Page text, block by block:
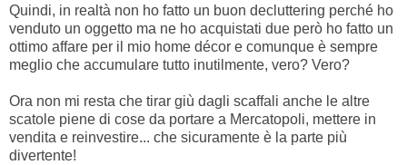
Quindi, in realtà non ho fatto un buon decluttering perché ho
venduto un oggetto ma ne ho acquistati due però ho fatto un
ottimo affare per il mio home décor e comunque è sempre
meglio che accumulare tutto inutilmente, vero? Vero?
Ora non mi resta che tirar giù dagli scaffali anche le altre
scatole piene di cose da portare a Mercatopoli, mettere in
vendita e reinvestire... che sicuramente è la parte più
divertente!